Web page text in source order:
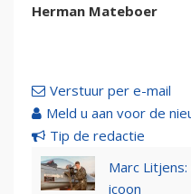
Herman Mateboer
Verstuur per e-mail
Meld u aan voor de
Tip de redactie
Marc
icoon